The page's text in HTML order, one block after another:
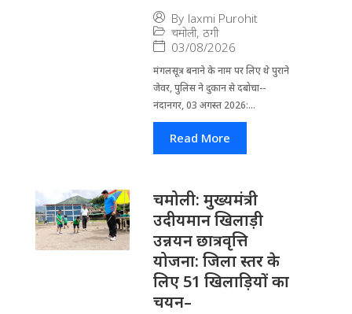
By laxmi Purohit
चमोली, ठगी
03/08/2026
मंगलसूत्र बनाने के नाम पर लिए थे पुराने
जेवर, पुलिस ने दुकान से दबोचा--
नंदानगर, 03 अगस्त 2026:...
Read More
चमोली: मुख्यमंत्री
उदीयमान खिलाड़ी
उन्नयन छात्रवृत्ति
योजना: जिला स्तर के
लिए 51 खिलाड़ियों का
चयन–